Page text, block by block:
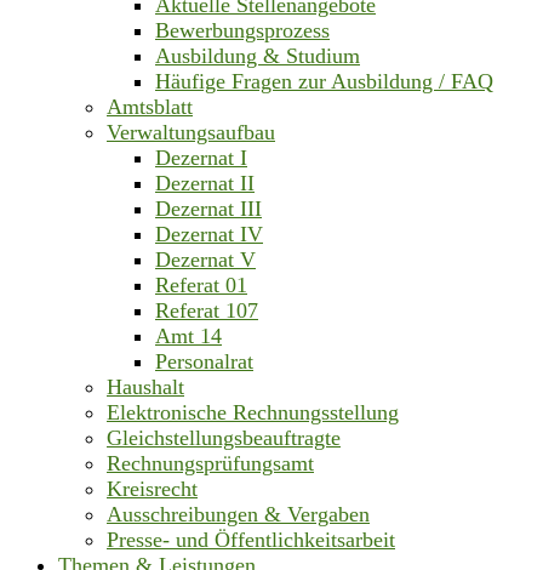
Bewerbungsprozess
Ausbildung & Studium
Häufige Fragen zur Ausbildung / FAQ
Amtsblatt
Verwaltungsaufbau
Dezernat I
Dezernat II
Dezernat III
Dezernat IV
Dezernat V
Referat 01
Referat 107
Amt 14
Personalrat
Haushalt
Elektronische Rechnungsstellung
Gleichstellungsbeauftragte
Rechnungsprüfungsamt
Kreisrecht
Ausschreibungen & Vergaben
Presse- und Öffentlichkeitsarbeit
Themen & Leistungen